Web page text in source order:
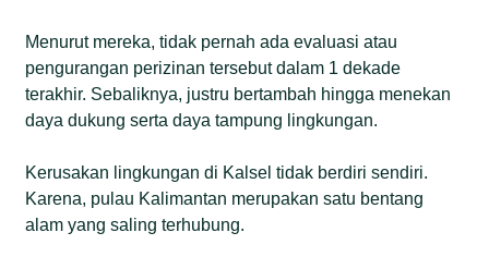
Menurut mereka, tidak pernah ada evaluasi atau
pengurangan perizinan tersebut dalam 1 dekade
terakhir. Sebaliknya, justru bertambah hingga menekan
daya dukung serta daya tampung lingkungan.
Kerusakan lingkungan di Kalsel tidak berdiri sendiri.
Karena, pulau Kalimantan merupakan satu bentang
alam yang saling terhubung.